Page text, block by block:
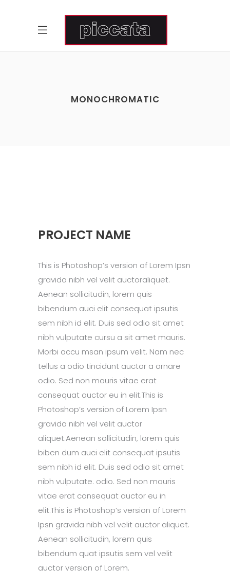
MONOCHROMATIC
PROJECT NAME
This is Photoshop’s version of Lorem Ipsn
gravida nibh vel velit auctoraliquet.
Aenean sollicitudin, lorem quis
bibendum auci elit consequat ipsutis
sem nibh id elit. Duis sed odio sit amet
nibh vulputate cursu a sit amet mauris.
Morbi accu msan ipsum velit. Nam nec
tellus a odio tincidunt auctor a ornare
odio. Sed non mauris vitae erat
consequat auctor eu in elit.This is
Photoshop’s version of Lorem Ipsn
gravida nibh vel velit auctor
aliquet.Aenean sollicitudin, lorem quis
biben dum auci elit consequat ipsutis
sem nibh id elit. Duis sed odio sit amet
nibh vulputate. odio. Sed non mauris
vitae erat consequat auctor eu in
elit.This is Photoshop’s version of Lorem
Ipsn gravida nibh vel velit auctor aliquet.
Aenean sollicitudin, lorem quis
bibendum quat ipsutis sem vel velit
auctor version of Lorem.